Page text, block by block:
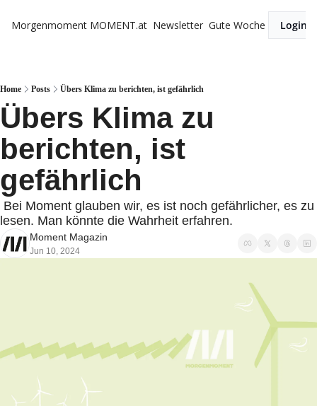
Morgenmoment MOMENT.at Newsletter Gute Woche Login
Home Posts Übers Klima zu berichten, ist gefährlich
Übers Klima zu
berichten, ist
gefährlich
lesen. Man könnte die Wahrheit erfahren.
Moment Magazin
Jun 10, 2024